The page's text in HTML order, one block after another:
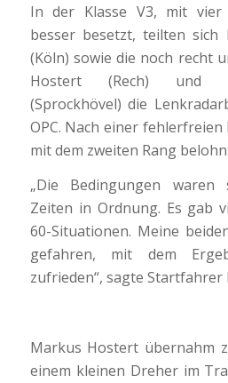
In der Klasse V3, mit vier
besser besetzt, teilten sich
(Köln) sowie die noch recht
Hostert (Rech) und
(Sprockhövel) die
OPC. Nach einer
mit dem zweiten Rang
„Die Bedingungen waren
Zeiten in Ordnung. Es gab
60-Situationen. Meine
gefahren, mit dem
zufrieden“, sagte Startfahrer
Markus Hostert übernahm
einem kleinen Dreher im